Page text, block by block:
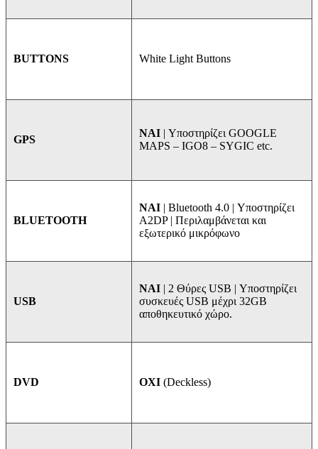
BUTTONS White Light Buttons
GPS
NAI | Υποστηρίζει GOOGLE
MAPS – IGO8 – SYGIC etc.
BLUETOOTH
ΝΑΙ | Bluetooth 4.0 | Υποστηρίζει
A2DP | Περιλαμβάνεται και
εξωτερικό μικρόφωνο
USB
ΝΑΙ | 2 Θύρες USB | Υποστηρίζει
συσκευές USB μέχρι 32GB
αποθηκευτικό χώρο.
DVD ΟΧΙ (Deckless)